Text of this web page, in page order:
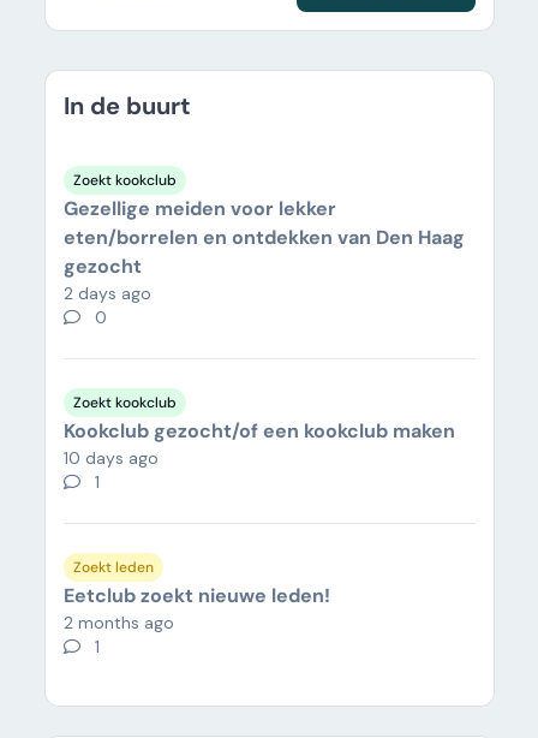
In de buurt
Zoekt kookclub
Gezellige meiden voor lekker
eten/borrelen en ontdekken van Den Haag
gezocht
2 days ago
0
Zoekt kookclub
Kookclub gezocht/of een kookclub maken
10 days ago
1
Zoekt leden
Eetclub zoekt nieuwe leden!
2 months ago
1